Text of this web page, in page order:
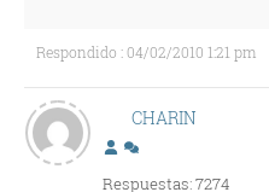
Respondido : 04/02/2010 1:21 pm
CHARIN
Respuestas: 7274